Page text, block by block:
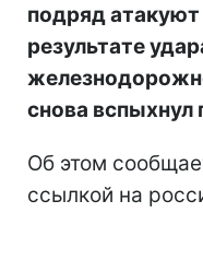
подряд
результате
снова вспыхнул
Об этом
ссылкой на